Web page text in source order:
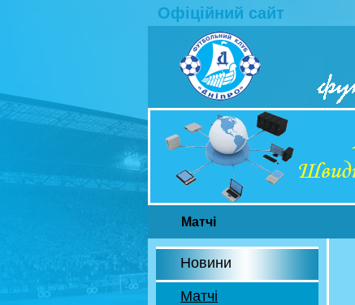
Офіційний сайт
Матчі
Новини
Матчі